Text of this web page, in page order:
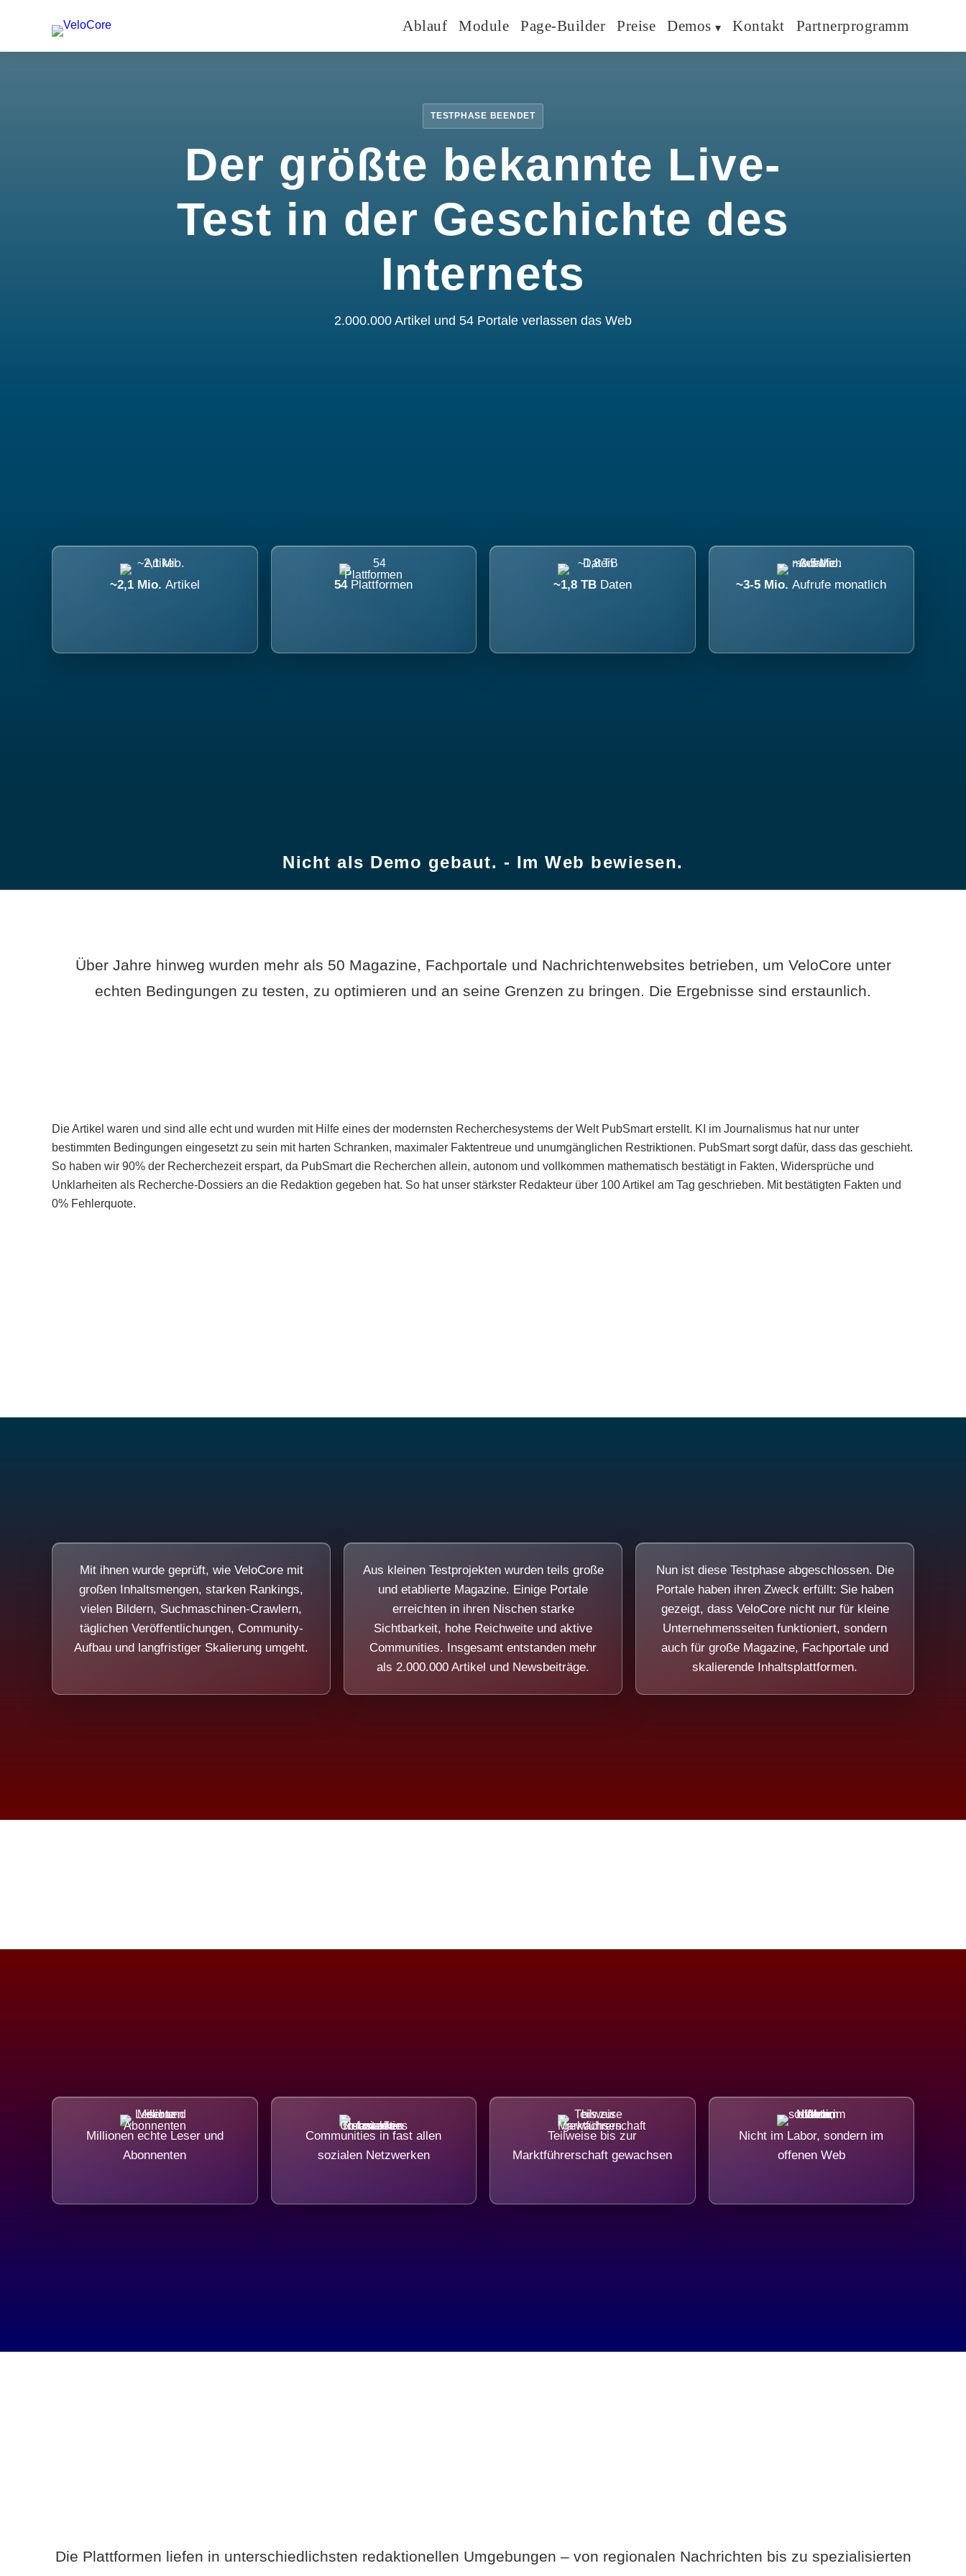
Ablauf Module Page-Builder Preise Demos Kontakt Partnerprogramm
TESTPHASE BEENDET
Der größte bekannte Live-
Test in der Geschichte des
Internets
2.000.000 Artikel und 54 Portale verlassen das Web
~2,1 Mio. Artikel 54 Plattformen ~1,8 TB Daten ~3-5 Mio.Aufrufe monatlich
Nicht als Demo gebaut. - Im Web bewiesen.
Über Jahre hinweg wurden mehr als 50 Magazine, Fachportale und Nachrichtenwebsites betrieben, um VeloCore unter
echten Bedingungen zu testen, zu optimieren und an seine Grenzen zu bringen. Die Ergebnisse sind erstaunlich.
Die Artikel waren und sind alle echt und wurden mit Hilfe eines der modernsten Recherchesystems der Welt PubSmart erstellt. KI im Journalismus hat nur unter
bestimmten Bedingungen eingesetzt zu sein mit harten Schranken, maximaler Faktentreue und unumgänglichen Restriktionen. PubSmart sorgt dafür, dass das geschieht.
So haben wir 90% der Recherchezeit erspart, da PubSmart die Recherchen allein, autonom und vollkommen mathematisch bestätigt in Fakten, Widersprüche und
Unklarheiten als Recherche-Dossiers an die Redaktion gegeben hat. So hat unser stärkster Redakteur über 100 Artikel am Tag geschrieben. Mit bestätigten Fakten und
0% Fehlerquote.
Mit ihnen wurde geprüft, wie VeloCore mit
großen Inhaltsmengen, starken Rankings,
vielen Bildern, Suchmaschinen-Crawlern,
täglichen Veröffentlichungen, Community-
Aufbau und langfristiger Skalierung umgeht.
Aus kleinen Testprojekten wurden teils große
und etablierte Magazine. Einige Portale
erreichten in ihren Nischen starke
Sichtbarkeit, hohe Reichweite und aktive
Communities. Insgesamt entstanden mehr
als 2.000.000 Artikel und Newsbeiträge.
Nun ist diese Testphase abgeschlossen. Die
Portale haben ihren Zweck erfüllt: Sie haben
gezeigt, dass VeloCore nicht nur für kleine
Unternehmensseiten funktioniert, sondern
auch für große Magazine, Fachportale und
skalierende Inhaltsplattformen.
Millionen echte Leser und
Abonnenten
Communities in fast allen
sozialen Netzwerken
Teilweise bis zur
Marktführerschaft gewachsen
Nicht im Labor, sondern im
offenen Web
Die Plattformen liefen in unterschiedlichsten redaktionellen Umgebungen – von regionalen Nachrichten bis zu spezialisierten